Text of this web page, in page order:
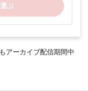
ぶ
アーカイブ配信期間中